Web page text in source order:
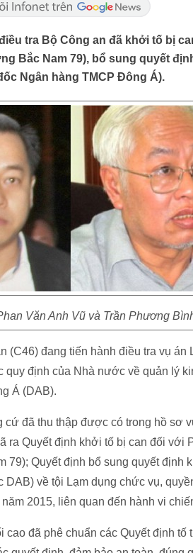
tra Bộ Công an đã khởi tố bị
Bắc Nam 79), bổ sung quyết
Ngân hàng TMCP Đông Á).
Văn Anh Vũ và Trần Phương
(C46) đang tiến hành điều tra vụ án
quy định của Nhà nước về quản lý
Á (DAB).
đã thu thập được có trong hồ sơ
ra Quyết định khởi tố bị can đối với
79); Quyết định bổ sung quyết định
về tội Lạm dụng chức vụ,
2015, liên quan đến hành vi
cao đã phê chuẩn các Quyết định tố